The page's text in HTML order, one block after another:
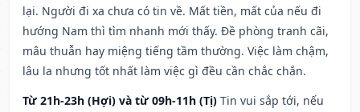
lại. Người đi xa chưa có tin về. Mất tiền, mất của nếu đi
hướng Nam thì tìm nhanh mới thấy. Đề phòng tranh cãi,
mâu thuẫn hay miệng tiếng tầm thường. Việc làm chậm,
lâu la nhưng tốt nhất làm việc gì đều cần chắc chắn.
Từ 21h-23h (Hợi) và từ 09h-11h (Tị) Tin vui sắp tới, nếu